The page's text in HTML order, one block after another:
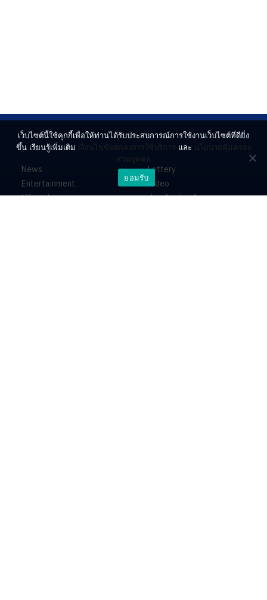
News
Entertainment
Lifestyle
Lottery
Video
ร่วมด้วยช่วยกัน
เว็บไซต์นี้ใช้คุกกี้เพื่อให้ท่านได้รับประสบการณ์การใช้งานเว็บไซต์ที่ดียิ่ง
ขึ้น เรียนรู้เพิ่มเติม เงื่อนไขข้อตกลงการใช้บริการ และ นโยบายคุ้มครอง
ส่วนบุคคล
ยอมรับ